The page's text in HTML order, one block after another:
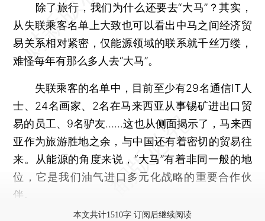
除了旅行，我们为什么还要去“大马”？其实，
从失联乘客名单上大致也可以看出中马之间经济贸
易关系相对紧密，仅能源领域的联系就千丝万缕，
难怪每年有那么多人去“大马”。
失联乘客的名单中，目前至少有29名通信IT人
士、24名画家、2名在马来西亚从事锡矿进出口贸
易的员工、9名驴友……这也从侧面揭示了，马来西
亚作为旅游胜地之余，与中国还有着密切的贸易往
来。从能源的角度来说，“大马”有着非同一般的地
位，它是我们油气进口多元化战略的重要合作伙
伴。
本文共计1510字 订阅后继续阅读